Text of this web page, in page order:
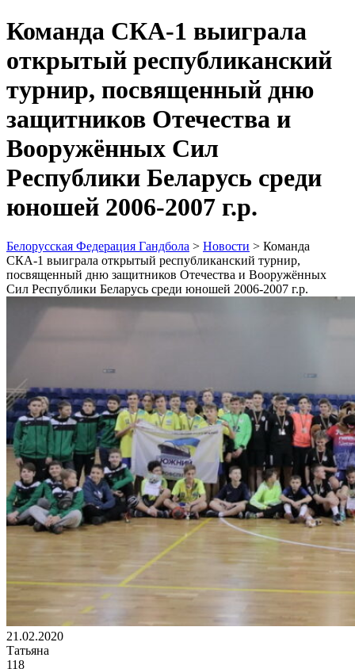
Команда СКА-1 выиграла
открытый республиканский
турнир, посвященный дню
защитников Отечества и
Вооружённых Сил
Республики Беларусь среди
юношей 2006-2007 г.р.
Белорусская Федерация Гандбола > Новости > Команда
СКА-1 выиграла открытый республиканский турнир,
посвященный дню защитников Отечества и Вооружённых
Сил Республики Беларусь среди юношей 2006-2007 г.р.
21.02.2020
Татьяна
118